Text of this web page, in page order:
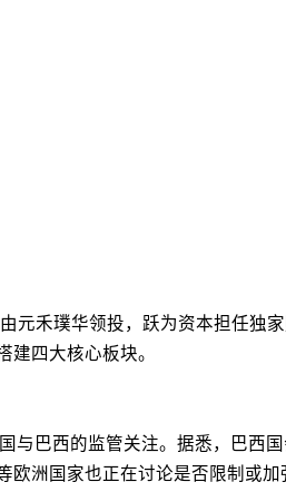
元禾璞华领投，跃为资本担任独
四大核心板块。
巴西的监管关注。据悉，巴西
洲国家也正在讨论是否限制或